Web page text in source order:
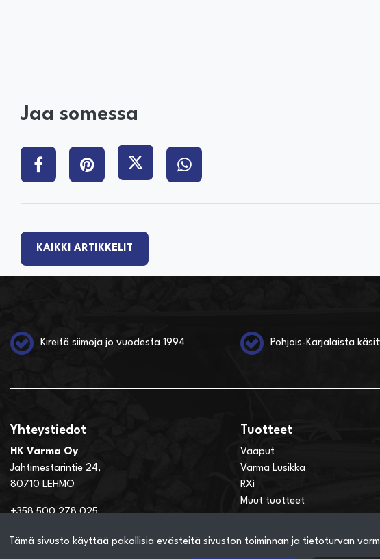
Tämä sivusto käyttää pakollisia evästeitä sivuston toiminnan ja tietoturvan
Jaa somessa
KAIKKI ARTIKKELIT
Kireitä siimoja jo vuodesta 1994 Pohjois-Karjalaista
Yhteystiedot
HK Varma Oy
Jahtimestarintie 24,
80710 LEHMO
+358 500 278 025
Tuotteet
Vaaput
Varma Lusikka
RXi
Muut tuotteet